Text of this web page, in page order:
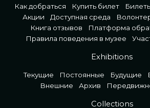
Как добраться
Купить билет
Акции
Доступная среда
Книга отзывов
Платформа
Правила поведения в музее
Exhibitions
Текущие Постоянные Будущие
Внешние
Архив
Collections